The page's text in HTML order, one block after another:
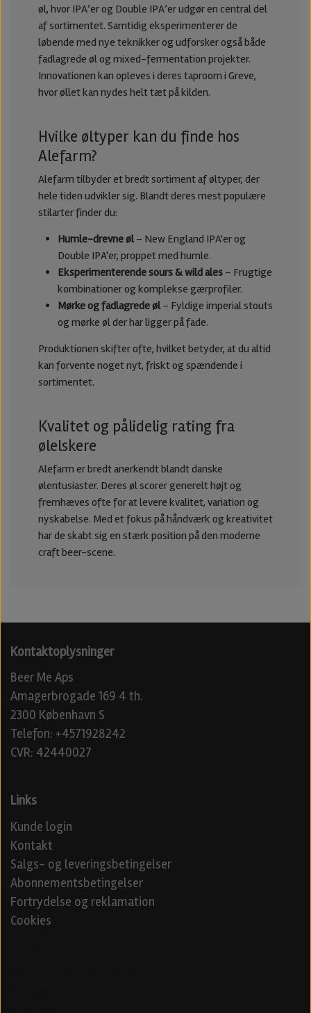
øl, hvor IPA’er og Double IPA’er udgør en central del
af sortimentet. Samtidig eksperimenterer de
løbende med nye teknikker og udforsker også både
fadlagrede øl og mixed-fermentation projekter.
Innovationen kan opleves i deres taproom i Greve,
hvor øllet kan nydes helt tæt på kilden.
Hvilke øltyper kan du finde hos
Alefarm?
Alefarm tilbyder et bredt sortiment af øltyper, der
hele tiden udvikler sig. Blandt deres mest populære
stilarter finder du:
Humle-drevne øl– New England IPA'er og
Double IPA'er, proppet med humle.
Eksperimenterende sours & wild ales – Frugtige
kombinationer og komplekse gærprofiler.
Mørke og fadlagrede øl– Fyldige imperial stouts
og mørke øl der har ligger på fade.
Produktionen skifter ofte, hvilket betyder, at du altid
kan forvente noget nyt, friskt og spændende i
sortimentet.
Kvalitet og pålidelig rating fra
ølelskere
Alefarm er bredt anerkendt blandt danske
ølentusiaster. Deres øl scorer generelt højt og
fremhæves ofte for at levere kvalitet, variation og
nyskabelse. Med et fokus på håndværk og kreativitet
har de skabt sig en stærk position på den moderne
craft beer-scene.
Kontaktoplysninger
Beer Me Aps
Amagerbrogade 169 4 th.
2300 København S
Telefon: +4571928242
CVR: 42440027
Links
Kunde login
Kontakt
Salgs- og leveringsbetingelser
Abonnementsbetingelser
Fortrydelse og reklamation
Cookies